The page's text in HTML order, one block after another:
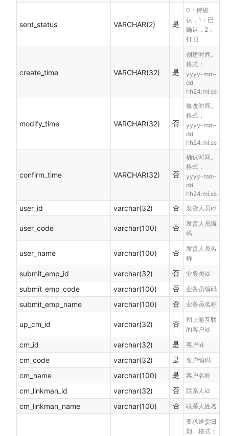
sent_status VARCHAR(2) 是
0：待确
认，1：已
确认，2：
打回
create_time VARCHAR(32) 是
创建时间。
格式：
yyyy-mm-
dd
hh24:mi:ss
modify_time VARCHAR(32) 否
修改时间。
格式：
yyyy-mm-
dd
hh24:mi:ss
confirm_time VARCHAR(32) 否
确认时间。
格式：
yyyy-mm-
dd
hh24:mi:ss
user_id varchar(32) 否 发货人员id
user_code varchar(100) 否
发货人员编
码
user_name varchar(100) 否
发货人员名
称
submit_emp_id varchar(32) 否 业务员id
submit_emp_code varchar(100) 否 业务员编码
submit_emp_name varchar(100) 否 业务员名称
up_cm_id varchar(32) 否
和上游互联
的客户id
cm_id varchar(32) 是 客户id
cm_code varchar(32) 是 客户编码
cm_name varchar(100) 是 客户名称
cm_linkman_id varchar(32) 否 联系人id
cm_linkman_name varchar(100) 否 联系人姓名
要求送货日
期。格式：